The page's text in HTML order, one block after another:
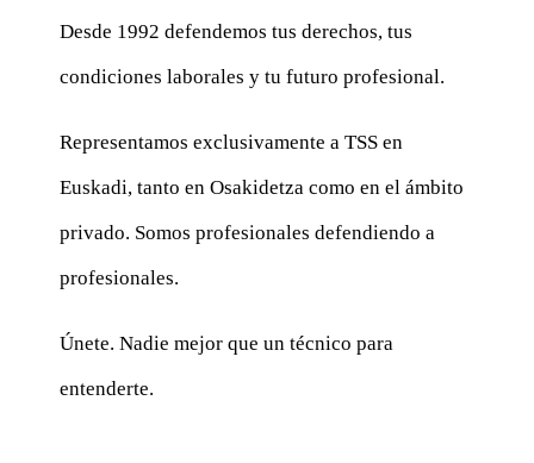
Desde 1992 defendemos tus derechos, tus
condiciones laborales y tu futuro profesional.
Representamos exclusivamente a TSS en
Euskadi, tanto en Osakidetza como en el ámbito
privado. Somos profesionales defendiendo a
profesionales.
Únete. Nadie mejor que un técnico para
entenderte.